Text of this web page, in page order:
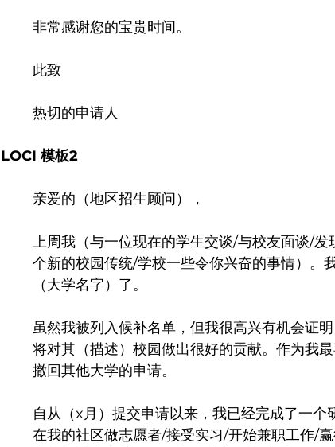
非常感谢您的宝贵时间。
此致
热切的申请人
LOCI 模板2
亲爱的（地区招生顾问），
上周我（与一位现在的学生交谈/与校友面谈/
个新的校园传统/学校一些令你兴奋的事情）。
（大学名字）了。
虽然我被列入候补名单，但我很高兴有机会证
将对其（描述）校园做出很好的贡献。作为我
撤回其他大学的申请。
自从（x月）提交申请以来，我已经完成了一
在我的社区做志愿者/接受实习/开始兼职工作/